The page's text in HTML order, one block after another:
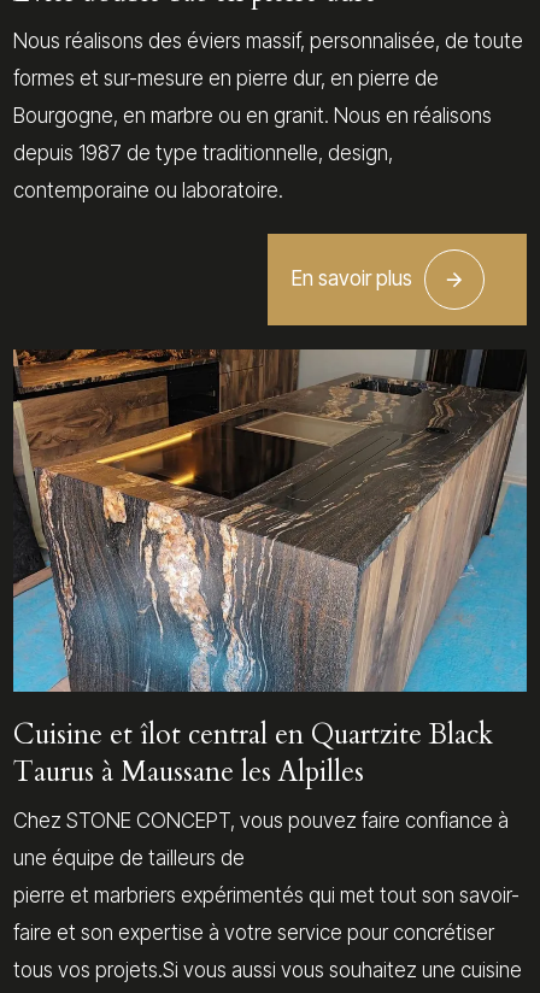
Nous réalisons des éviers massif, personnalisée, de toute
formes et sur-mesure en pierre dur, en pierre de
Bourgogne, en marbre ou en granit. Nous en réalisons
depuis 1987 de type traditionnelle, design,
contemporaine ou laboratoire.
En savoir plus
Cuisine et îlot central en Quartzite Black
Taurus à Maussane les Alpilles
Chez STONE CONCEPT, vous pouvez faire confiance à
une équipe de tailleurs de
pierre et marbriers expérimentés qui met tout son savoir-
faire et son expertise à votre service pour concrétiser
tous vos projets.Si vous aussi vous souhaitez une cuisine